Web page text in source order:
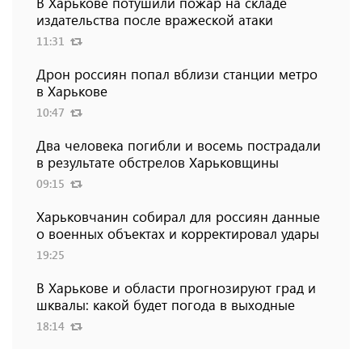
издательства после вражеской атаки
11:31
Дрон россиян попал вблизи станции метро
в Харькове
10:47
Два человека погибли и восемь пострадали
в результате обстрелов Харьковщины
09:15
Харьковчанин собирал для россиян данные
о военных объектах и ​​корректировал удары
19:25
В Харькове и области прогнозируют град и
шквалы: какой будет погода в выходные
18:14